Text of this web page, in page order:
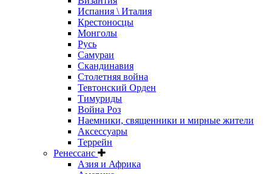
Испания \ Италия
Крестоносцы
Монголы
Русь
Самураи
Скандинавия
Столетняя война
Тевтонский Орден
Тимуриды
Война Роз
Наемники, священники и мирные жители
Аксессуары
Террейн
Ренессанс
Азия и Африка